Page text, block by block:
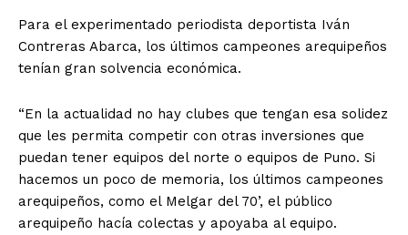
Para el experimentado periodista deportista Iván
Contreras Abarca, los últimos campeones arequipeños
tenían gran solvencia económica.
“En la actualidad no hay clubes que tengan esa solidez
que les permita competir con otras inversiones que
puedan tener equipos del norte o equipos de Puno. Si
hacemos un poco de memoria, los últimos campeones
arequipeños, como el Melgar del 70’, el público
arequipeño hacía colectas y apoyaba al equipo.